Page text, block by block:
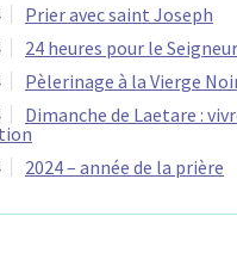
Prier avec saint Joseph
24 heures pour le Seigneur
Pèlerinage à la Vierge
Dimanche de Laetare :
2024 – année de la prière